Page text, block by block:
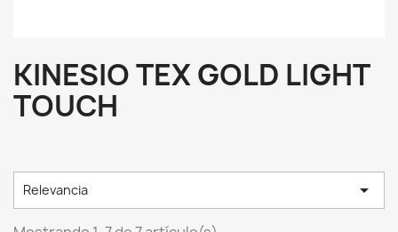
KINESIO TEX GOLD LIGHT
TOUCH
Relevancia 